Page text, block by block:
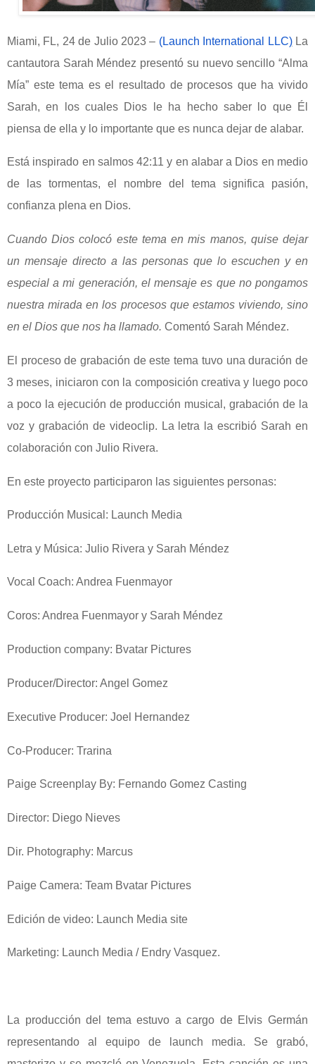
Miami, FL, 24 de Julio 2023 – (Launch International LLC)La
cantautora Sarah Méndez presentó su nuevo sencillo “Alma
Mía” este tema es el resultado de procesos que ha vivido
Sarah, en los cuales Dios le ha hecho saber lo que Él
piensa de ella y lo importante que es nunca dejar de alabar.
Está inspirado en salmos 42:11 y en alabar a Dios en medio
de las tormentas, el nombre del tema significa pasión,
confianza plena en Dios.
Cuando Dios colocó este tema en mis manos, quise dejar
un mensaje directo a las personas que lo escuchen y en
especial a mi generación, el mensaje es que no pongamos
nuestra mirada en los procesos que estamos viviendo, sino
en el Dios que nos ha llamado. Comentó Sarah Méndez.
El proceso de grabación de este tema tuvo una duración de
3 meses, iniciaron con la composición creativa y luego poco
a poco la ejecución de producción musical, grabación de la
voz y grabación de videoclip. La letra la escribió Sarah en
colaboración con Julio Rivera.
En este proyecto participaron las siguientes personas:
Producción Musical: Launch Media
Letra y Música: Julio Rivera y Sarah Méndez
Vocal Coach: Andrea Fuenmayor
Coros: Andrea Fuenmayor y Sarah Méndez
Production company: Bvatar Pictures
Producer/Director: Angel Gomez
Executive Producer: Joel Hernandez
Co-Producer: Trarina
Paige Screenplay By: Fernando Gomez Casting
Director: Diego Nieves
Dir. Photography: Marcus
Paige Camera: Team Bvatar Pictures
Edición de video: Launch Media site
Marketing: Launch Media / Endry Vasquez.
La producción del tema estuvo a cargo de Elvis Germán
representando al equipo de launch media. Se grabó,